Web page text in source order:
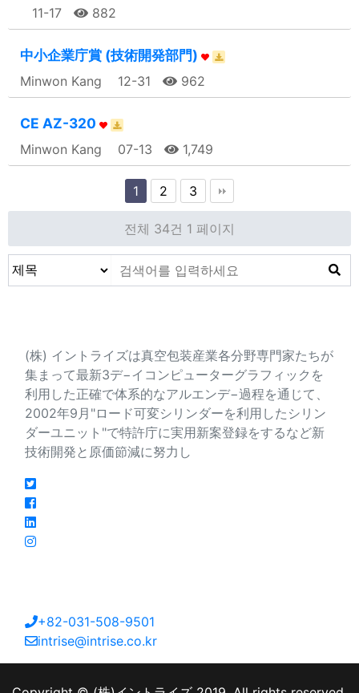
11-17 882
中小企業庁賞 (技術開発部門)
Minwon Kang 12-31 962
CE AZ-320
Minwon Kang 07-13 1,749
1 2 3
전체 34건 1 페이지
(株) イントライズは真空包装産業各分野専門家たちが
集まって最新3デ−イコンピューターグラフィックを
利用した正確で体系的なアルエンデ−過程を通じて、
2002年9月"ロード可変シリンダーを利用したシリン
ダーユニット"で特許庁に実用新案登録をするなど新
技術開発と原価節減に努力し
+82-031-508-9501
intrise@intrise.co.kr